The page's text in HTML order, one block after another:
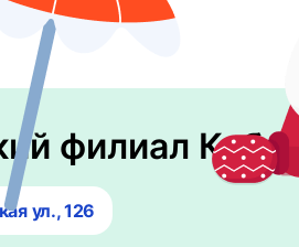
филиал
ул., 126